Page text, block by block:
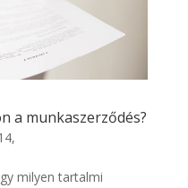
a munkaszerződés?
milyen tartalmi